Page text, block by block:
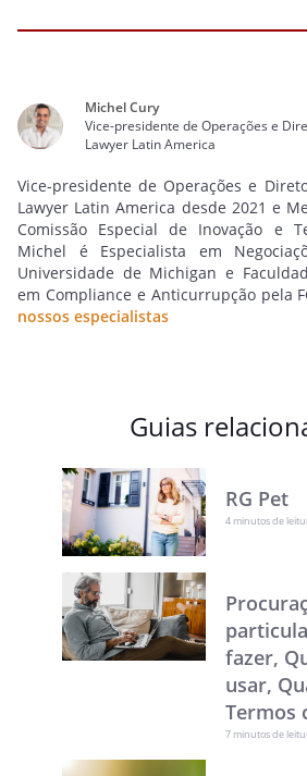
Michel Cury
Vice-presidente de Operações e
Lawyer Latin America
Vice-presidente de Operações e
Lawyer Latin America desde 2021 e
Comissão Especial de Inovação e
Michel é Especialista em
Universidade de Michigan e
em Compliance e Anticurrupção pela
nossos especialistas
Guias
RG Pet
4 minutos de
fazer,
usar,
Termos
7 minutos de